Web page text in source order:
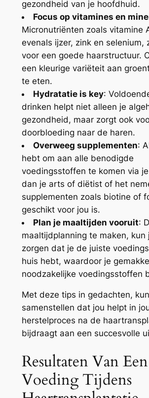
gezondheid van je hoofdhuid.
Focus op vitamines en
Micronutriënten zoals vitamine
evenals ijzer, zink en selenium,
voor een goede haarstructuur.
een kleurige variëteit aan
te eten.
Hydratatie is key:
drinken helpt niet alleen je
gezondheid, maar zorgt ook
doorbloeding naar de haren.
Overweeg supplementen:
hebt om aan alle benodigde
voedingsstoffen te komen via
dan je arts of diëtist of het
supplementen zoals biotine of
geschikt voor jou is.
Plan je maaltijden vooruit:
maaltijdplanning te maken, kun
zorgen dat je de juiste
huis hebt, waardoor je
noodzakelijke voedingsstoffen
Met deze tips in gedachten,
samenstellen dat jou helpt in
herstelproces na de
bijdraagt aan een succesvolle
Resultaten Van
Voeding Tijdens